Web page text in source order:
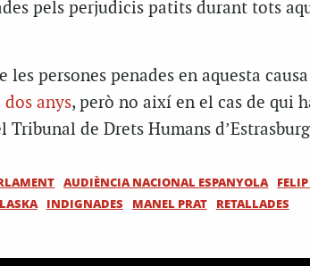
pels perjudicis patits durant tots
les persones penades en aquesta
anys, però no així en el cas de qui
de Drets Humans
AUDIÈNCIA NACIONAL ESPANYOLA
INDIGNADES MANEL PRAT RETALLADES